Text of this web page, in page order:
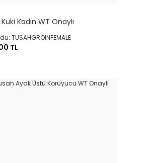
Kadın WT Onaylı
TUSAHGROINFEMALE
TL